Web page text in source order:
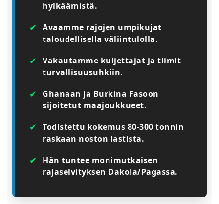
hylkäämistä.
✔
Avaamme rajojen umpikujat
taloudellisella väliintulolla.
✔
Vakautamme kuljettajat ja tiimit
turvallisuusuhkiin.
✔
Ghanaan ja Burkina Fasoon
sijoitetut maajoukkueet.
✔
Todistettu kokemus 80-300 tonnin
raskaan noston lastista.
✔
Hän tuntee monimutkaisen
rajaselvityksen Dakola/Pagassa.